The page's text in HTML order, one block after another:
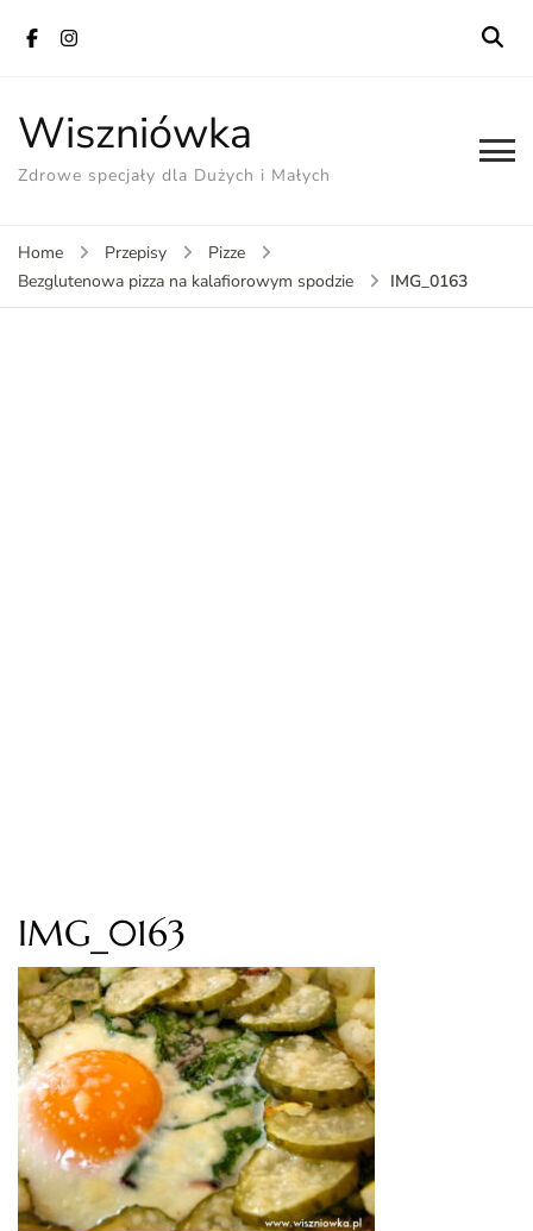
Wiszniówka
Zdrowe specjały dla Dużych i Małych
Home Przepisy
Pizze
Bezglutenowa pizza na kalafiorowym spodzie
IMG_0163
IMG_0163